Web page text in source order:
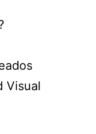
Visual